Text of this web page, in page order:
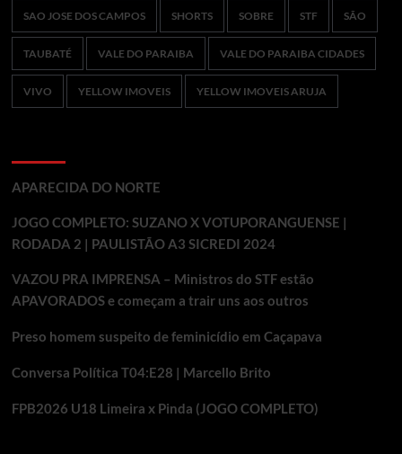
SAO JOSE DOS CAMPOS SHORTS SOBRE STF SÃO
TAUBATÉ VALE DO PARAIBA VALE DO PARAIBA CIDADES
VIVO YELLOW IMOVEIS YELLOW IMOVEIS ARUJA
APARECIDA DO NORTE
JOGO COMPLETO: SUZANO X VOTUPORANGUENSE |
RODADA 2 | PAULISTÃO A3 SICREDI 2024
VAZOU PRA IMPRENSA – Ministros do STF estão
APAVORADOS e começam a trair uns aos outros
Preso homem suspeito de feminicídio em Caçapava
Conversa Política T04:E28 | Marcello Brito
FPB2026 U18 Limeira x Pinda (JOGO COMPLETO)